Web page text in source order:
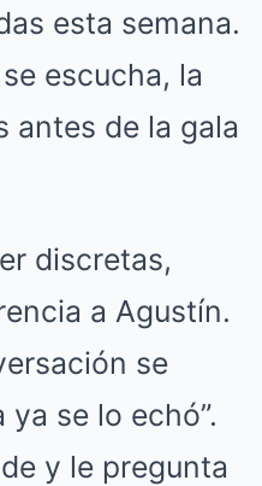
esta semana.
escucha, la
antes de la gala
discretas,
a Agustín.
se
ya se lo echó”.
y le pregunta